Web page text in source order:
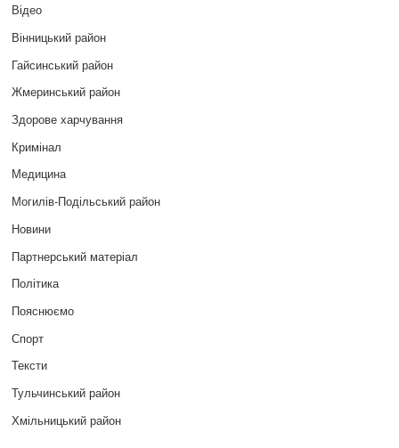
Відео
Вінницький район
Гайсинський район
Жмеринський район
Здорове харчування
Кримінал
Медицина
Могилів-Подільський район
Новини
Партнерський матеріал
Політика
Пояснюємо
Спорт
Тексти
Тульчинський район
Хмільницький район